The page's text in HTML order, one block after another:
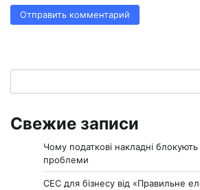
Свежие записи
Чому податкові накладні блокують
проблеми
СЕС для бізнесу від «Правильне